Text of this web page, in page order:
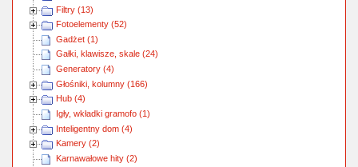
Filtry (13)
Fotoelementy (52)
Gadżet (1)
Gałki, klawisze, skale (24)
Generatory (4)
Głośniki, kolumny (166)
Hub (4)
Igły, wkładki gramofo (1)
Inteligentny dom (4)
Kamery (2)
Karnawałowe hity (2)